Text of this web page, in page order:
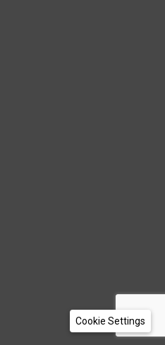
Cookie Settings